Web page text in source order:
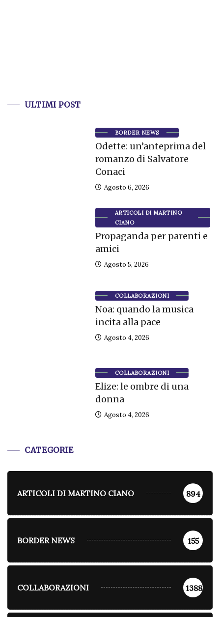
ULTIMI POST
BORDER NEWS
Odette: un’anteprima del
romanzo di Salvatore
Conaci
Agosto 6, 2026
ARTICOLI DI MARTINO
CIANO
Propaganda per parenti e
amici
Agosto 5, 2026
COLLABORAZIONI
Noa: quando la musica
incita alla pace
Agosto 4, 2026
COLLABORAZIONI
Elize: le ombre di una
donna
Agosto 4, 2026
CATEGORIE
ARTICOLI DI MARTINO CIANO 894
BORDER NEWS 155
COLLABORAZIONI 1388